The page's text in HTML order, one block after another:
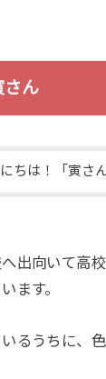
さん
ちは！「寅さ
出向いて高
ます。
るうちに、